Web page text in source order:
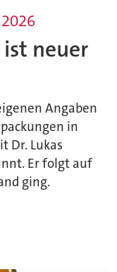
neuer
Angaben
in
Dr. Lukas
Er folgt auf
ging.